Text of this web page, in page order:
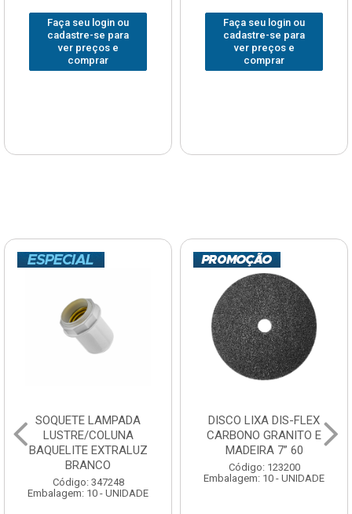
Faça seu login ou
cadastre-se para
ver preços e
comprar
Faça seu login ou
cadastre-se para
ver preços e
comprar
SOQUETE LAMPADA
LUSTRE/COLUNA
BAQUELITE EXTRALUZ
BRANCO
Código: 347248
Embalagem: 10 - UNIDADE
DISCO LIXA DIS-FLEX
CARBONO GRANITO E
MADEIRA 7” 60
Código: 123200
Embalagem: 10 - UNIDADE